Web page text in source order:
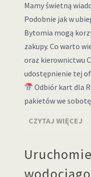
Mamy świetną
Podobnie jak w
Bytomia mogą
zakupy. Co warto
oraz kierownictwu
udostępnienie tej
Odbiór kart dla
pakietów we
CZYTAJ WIĘCEJ